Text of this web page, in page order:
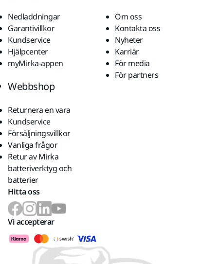
Nedladdningar
Garantivillkor
Kundservice
Hjälpcenter
myMirka-appen
Om oss
Kontakta oss
Nyheter
Karriär
För media
För partners
Webbshop
Returnera en vara
Kundservice
Försäljningsvillkor
Vanliga frågor
Retur av Mirka
batteriverktyg och
batterier
Hitta oss
Vi accepterar